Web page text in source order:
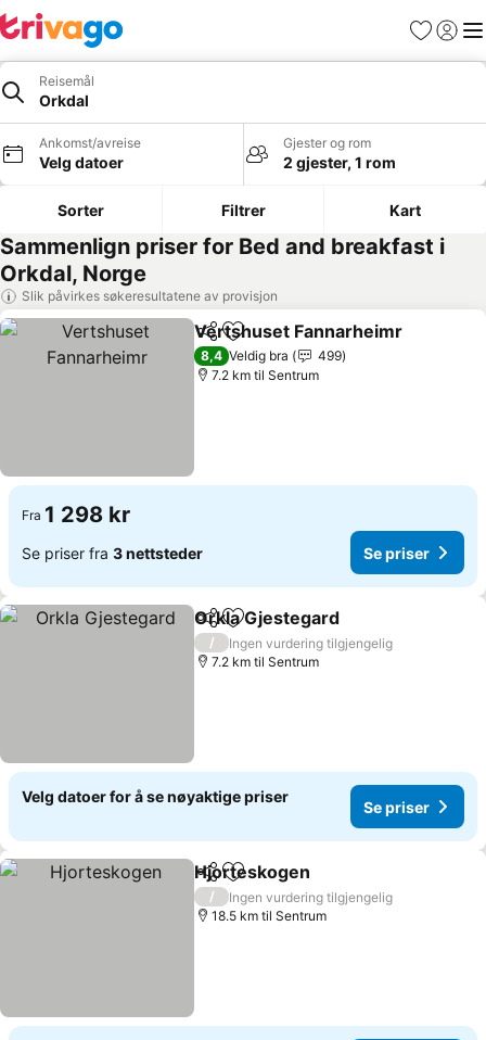
Favoritter
Logg
Reisemål
Orkdal
Ankomst/avreise
Velg datoer
Gjester og rom
2 gjester, 1 rom
Sorter Filtrer Kart
Sammenlign priser for Bed and breakfast i
Orkdal, Norge
Slik påvirkes søkeresultatene av provisjon
Del Legg til i favoritter
Vertshuset Fannarheimr
8,4 Veldig bra
499
7.2 km til Sentrum
Fra 1 298 kr
Se priser fra 3 nettsteder Se priser
Del Legg til i favoritter
Orkla Gjestegard
/
Ingen vurdering tilgjengelig
7.2 km til Sentrum
Velg datoer for å se nøyaktige priser
Se priser
Del Legg til i favoritter
Hjorteskogen
/
Ingen vurdering tilgjengelig
18.5 km til Sentrum